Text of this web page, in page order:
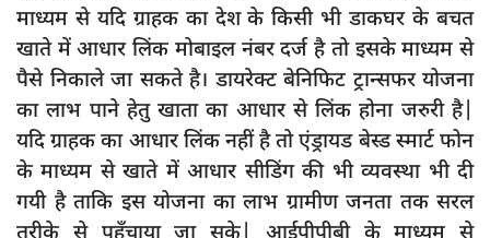
माध्यम से यदि ग्राहक का देश के किसी भी डाकघर के बचत
खाते में आधार लिंक मोबाइल नंबर दर्ज है तो इसके माध्यम से
पैसे निकाले जा सकते है। डायरेक्ट बेनिफिट ट्रान्सफर योजना
का लाभ पाने हेतु खाता का आधार से लिंक होना जरुरी है|
यदि ग्राहक का आधार लिंक नहीं है तो एंड्रायड बेस्ड स्मार्ट फोन
के माध्यम से खाते में आधार सीडिंग की भी व्यवस्था भी दी
गयी है ताकि इस योजना का लाभ ग्रामीण जनता तक सरल
तरीके से पहुँचाया जा सके| आईपीपीबी के माध्यम से